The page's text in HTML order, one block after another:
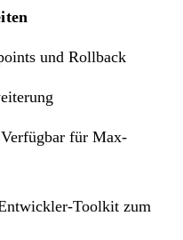
und Rollback
für Max-
Toolkit zum